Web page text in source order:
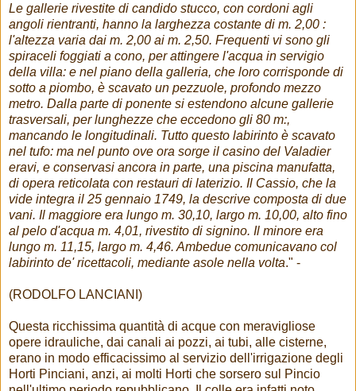
Le gallerie rivestite di candido stucco, con cordoni agli
angoli rientranti, hanno la larghezza costante di m. 2,00 :
l'altezza varia dai m. 2,00 ai m. 2,50. Frequenti vi sono gli
spiraceli foggiati a cono, per attingere l'acqua in servigio
della villa: e nel piano della galleria, che loro corrisponde di
sotto a piombo, è scavato un pezzuole, profondo mezzo
metro. Dalla parte di ponente si estendono alcune gallerie
trasversali, per lunghezze che eccedono gli 80 m:,
mancando le longitudinali. Tutto questo labirinto è scavato
nel tufo: ma nel punto ove ora sorge il casino del Valadier
eravi, e conservasi ancora in parte, una piscina manufatta,
di opera reticolata con restauri di laterizio. Il Cassio, che la
vide integra il 25 gennaio 1749, la descrive composta di due
vani. Il maggiore era lungo m. 30,10, largo m. 10,00, alto fino
al pelo d'acqua m. 4,01, rivestito di signino. Il minore era
lungo m. 11,15, largo m. 4,46. Ambedue comunicavano col
labirinto de' ricettacoli, mediante asole nella volta." -
(RODOLFO LANCIANI)
Questa ricchissima quantità di acque con meravigliose
opere idrauliche, dai canali ai pozzi, ai tubi, alle cisterne,
erano in modo efficacissimo al servizio dell'irrigazione degli
Horti Pinciani, anzi, ai molti Horti che sorsero sul Pincio